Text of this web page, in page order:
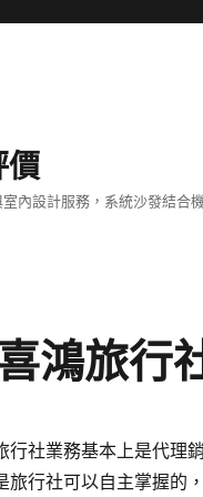
價
內設計服務，系統沙發結合
鴻旅行
行社業務基本上是代理
旅行社可以自主掌握的